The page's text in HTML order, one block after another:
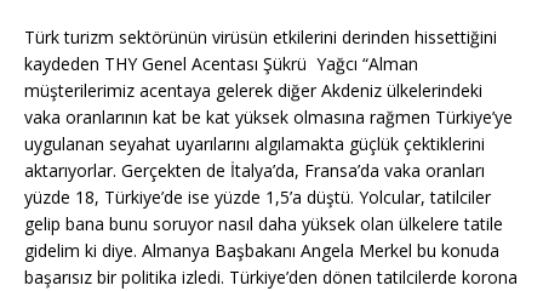
Türk turizm sektörünün virüsün etkilerini derinden hissettiğini
kaydeden THY Genel Acentası Şükrü Yağcı “Alman
müşterilerimiz acentaya gelerek diğer Akdeniz ülkelerindeki
vaka oranlarının kat be kat yüksek olmasına rağmen Türkiye’ye
uygulanan seyahat uyarılarını algılamakta güçlük çektiklerini
aktarıyorlar. Gerçekten de İtalya’da, Fransa’da vaka oranları
yüzde 18, Türkiye’de ise yüzde 1,5’a düştü. Yolcular, tatilciler
gelip bana bunu soruyor nasıl daha yüksek olan ülkelere tatile
gidelim ki diye. Almanya Başbakanı Angela Merkel bu konuda
başarısız bir politika izledi. Türkiye’den dönen tatilcilerde korona